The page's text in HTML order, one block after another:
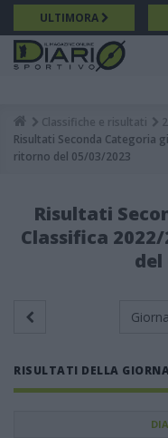
Salta
al
contenuto
principale
ULTIMORA
Breadcrumb
Classifiche e risultati
Risultati Seconda Categoria
ritorno del 05/03/2023
Risultati
Classifica
del
RISULTATI DELLA